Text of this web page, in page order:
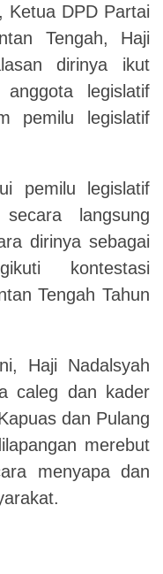
Ketua DPD Partai
Tengah, Haji
dirinya ikut
legislatif
pemilu legislatif
pemilu legislatif
langsung
dirinya sebagai
kontestasi
Tengah Tahun
Haji Nadalsyah
caleg dan kader
dan Pulang
merebut
menyapa dan